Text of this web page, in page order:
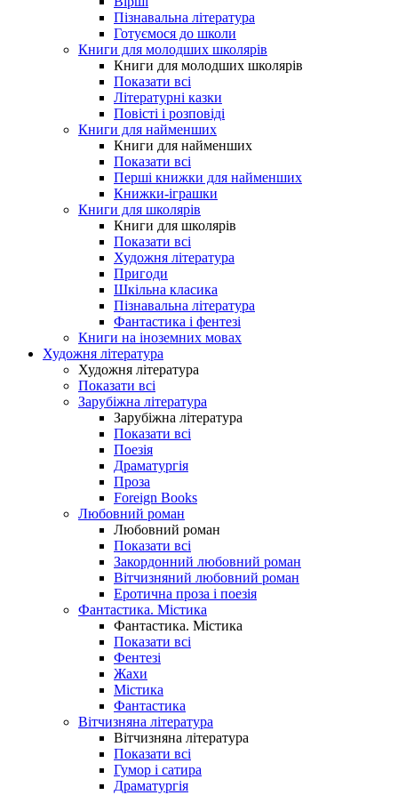
Пізнавальна література
Готуємося до школи
Книги для молодших школярів
Книги для молодших школярів
Показати всі
Літературні казки
Повісті і розповіді
Книги для найменших
Книги для найменших
Показати всі
Перші книжки для найменших
Книжки-іграшки
Книги для школярів
Книги для школярів
Показати всі
Художня література
Пригоди
Шкільна класика
Пізнавальна література
Фантастика і фентезі
Книги на іноземних мовах
Художня література
Художня література
Показати всі
Зарубіжна література
Зарубіжна література
Показати всі
Поезія
Драматургія
Проза
Foreign Books
Любовний роман
Любовний роман
Показати всі
Закордонний любовний роман
Вітчизняний любовний роман
Еротична проза і поезія
Фантастика. Містика
Фантастика. Містика
Показати всі
Фентезі
Жахи
Містика
Фантастика
Вітчизняна література
Вітчизняна література
Показати всі
Гумор і сатира
Драматургія